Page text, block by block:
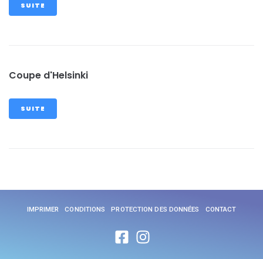
SUITE
Coupe d'Helsinki
SUITE
IMPRIMER CONDITIONS PROTECTION DES DONNÉES CONTACT